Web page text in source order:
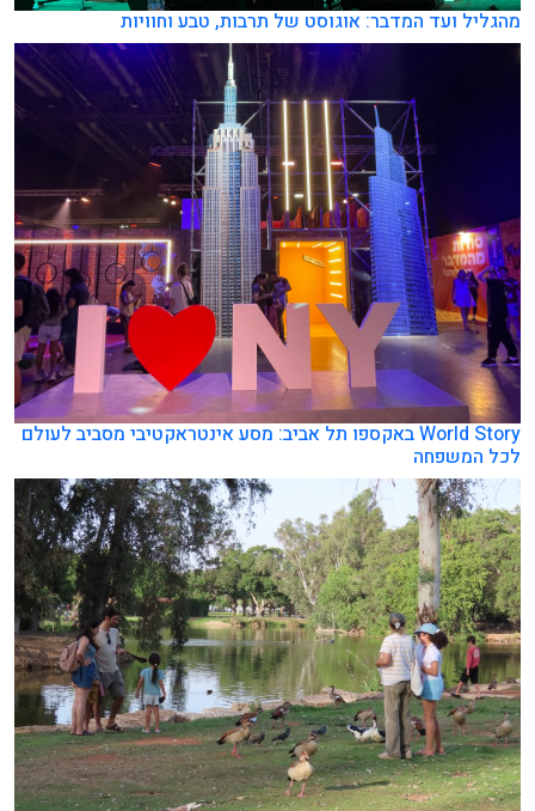
מהגליל ועד המדבר: אוגוסט של תרבות, טבע וחוויות
World Story באקספו תל אביב: מסע אינטראקטיבי מסביב לעולם
לכל המשפחה